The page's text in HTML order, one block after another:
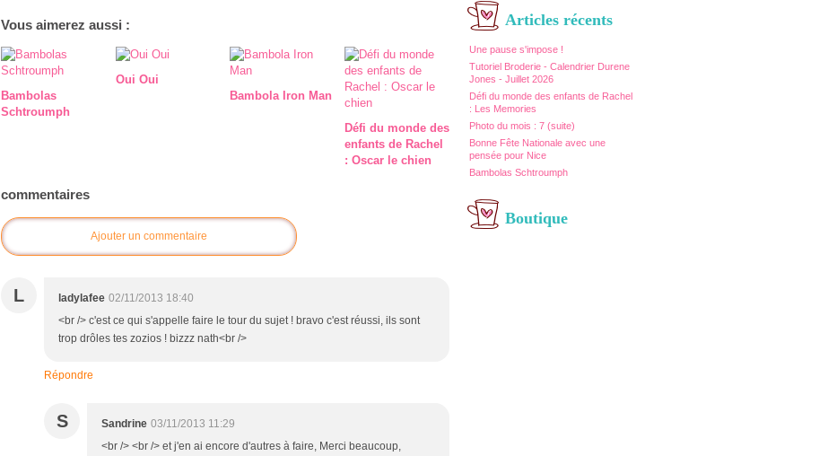
Articles récents
Une pause s'impose !
Tutoriel Broderie - Calendrier Durene
Jones - Juillet 2026
Défi du monde des enfants de Rachel
: Les Memories
Photo du mois : 7 (suite)
Bonne Fête Nationale avec une
pensée pour Nice
Bambolas Schtroumph
Boutique
Vous aimerez aussi :
Bambolas
Schtroumph
Oui Oui
Bambola Iron Man
Défi du monde des
enfants de Rachel
: Oscar le chien
commentaires
Ajouter un commentaire
L ladylafee 02/11/2013 18:40
<br /> c'est ce qui s'appelle faire le tour du sujet ! bravo c'est réussi, ils sont
trop drôles tes zozios ! bizzz nath<br />
Répondre
S Sandrine 03/11/2013 11:29
<br /> <br /> et j'en ai encore d'autres à faire, Merci beaucoup,